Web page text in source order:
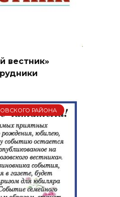
вестник»
РАЙОНА